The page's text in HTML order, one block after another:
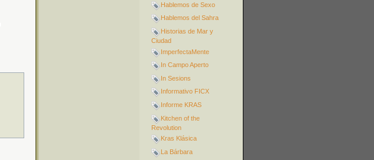
Hablemos de Sexo
Hablemos del Sahra
Historias de Mar y
Ciudad
ImperfectaMente
In Campo Aperto
In Sesions
Informativo FICX
Informe KRAS
Kitchen of the
Revolution
Kras Klásica
La Bárbara